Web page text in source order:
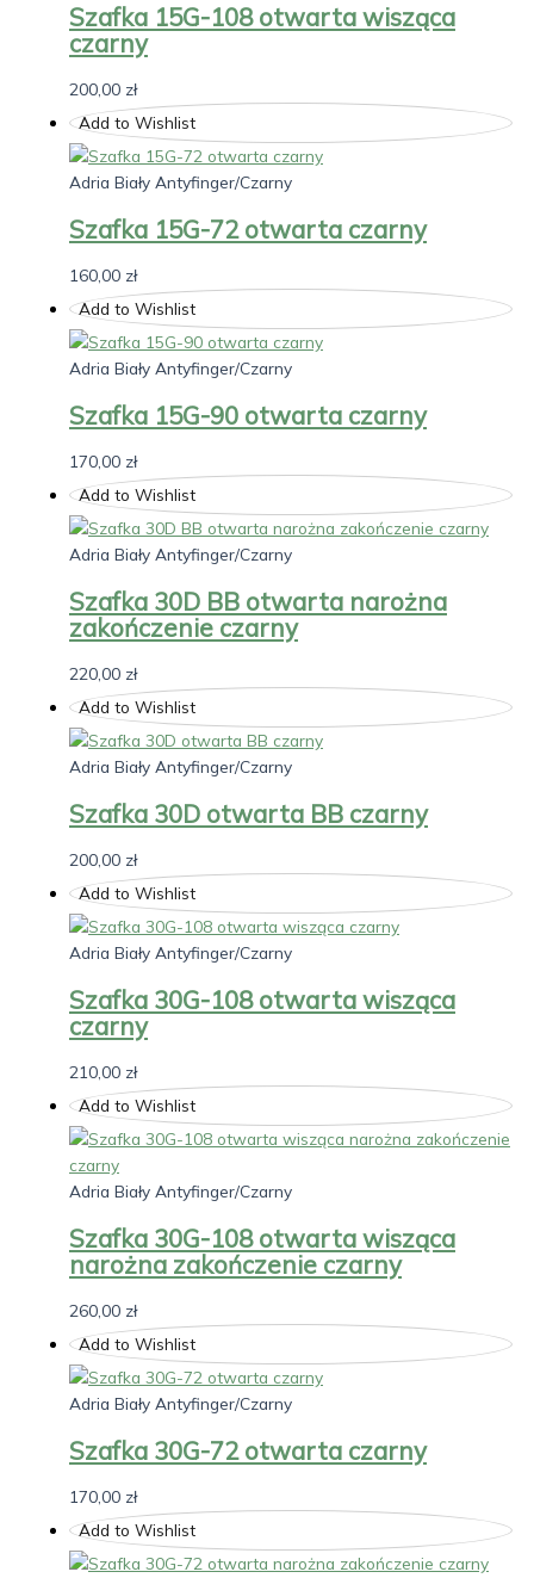
Szafka 15G-108 otwarta wisząca
czarny
200,00 zł
Add to Wishlist
Adria Biały Antyfinger/Czarny
Szafka 15G-72 otwarta czarny
160,00 zł
Add to Wishlist
Adria Biały Antyfinger/Czarny
Szafka 15G-90 otwarta czarny
170,00 zł
Add to Wishlist
Adria Biały Antyfinger/Czarny
Szafka 30D BB otwarta narożna
zakończenie czarny
220,00 zł
Add to Wishlist
Adria Biały Antyfinger/Czarny
Szafka 30D otwarta BB czarny
200,00 zł
Add to Wishlist
Adria Biały Antyfinger/Czarny
Szafka 30G-108 otwarta wisząca
czarny
210,00 zł
Add to Wishlist
Adria Biały Antyfinger/Czarny
Szafka 30G-108 otwarta wisząca
narożna zakończenie czarny
260,00 zł
Add to Wishlist
Adria Biały Antyfinger/Czarny
Szafka 30G-72 otwarta czarny
170,00 zł
Add to Wishlist